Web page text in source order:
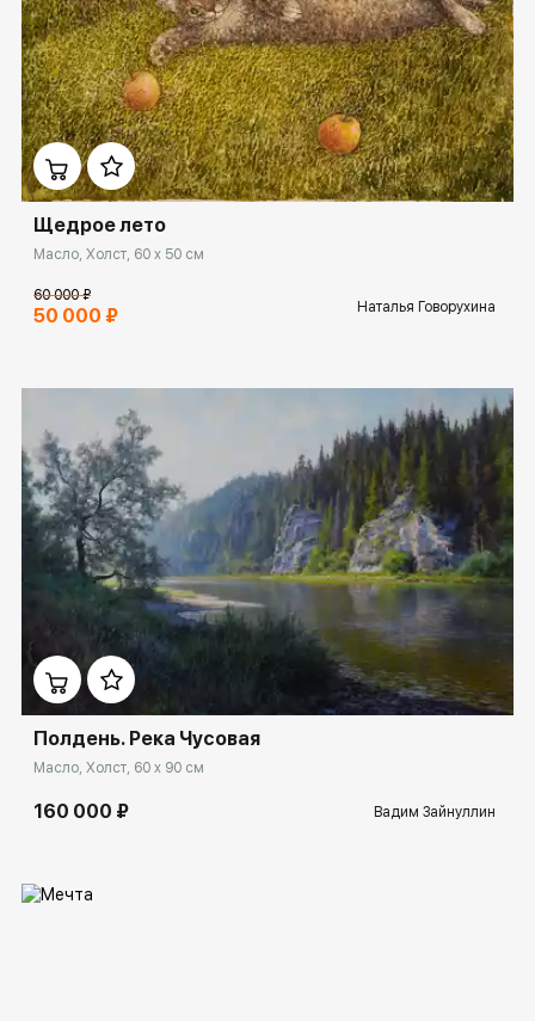
Домен: ekb.rakovgallery.ru
Щедрое лето
Масло, Холст, 60 x 50 см
60 000 ₽
50 000 ₽ Наталья Говорухина
Домен: ekb.rakovgallery.ru
Полдень. Река Чусовая
Масло, Холст, 60 x 90 см
160 000 ₽ Вадим Зайнуллин